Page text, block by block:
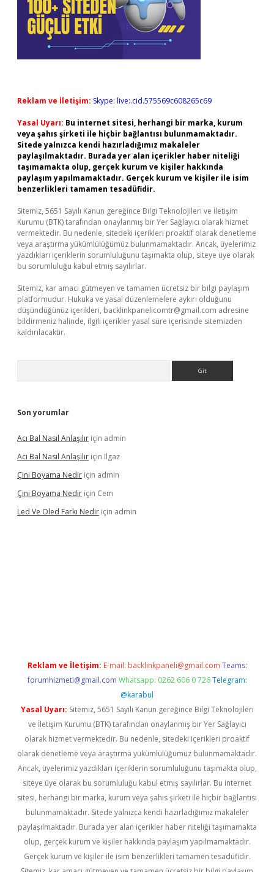
Reklam ve İletişim: Skype: live:.cid.575569c608265c69
Yasal Uyarı: Bu internet sitesi, herhangi bir marka, kurum
veya şahıs şirketi ile hiçbir bağlantısı bulunmamaktadır.
Sitede yalnızca kendi hazırladığımız makaleler
paylaşılmaktadır. Burada yer alan içerikler haber niteliği
taşımamakta olup, gerçek kurum ve kişiler hakkında
paylaşım yapılmamaktadır. Gerçek kurum ve kişiler ile isim
benzerlikleri tamamen tesadüfidir.
Sitemiz, 5651 Sayılı Kanun gereğince Bilgi Teknolojileri ve İletişim
Kurumu (BTK) tarafından onaylanmış bir Yer Sağlayıcı olarak hizmet
vermektedir. Bu nedenle, sitedeki içerikleri proaktif olarak denetleme
veya araştırma yükümlülüğümüz bulunmamaktadır. Ancak, üyelerimiz
yazdıkları içeriklerin sorumluluğunu taşımakta olup, siteye üye olarak
bu sorumluluğu kabul etmiş sayılırlar.
Sitemiz, kar amacı gütmeyen ve tamamen ücretsiz bir bilgi paylaşım
platformudur. Hukuka ve yasal düzenlemelere aykırı olduğunu
düşündüğünüz içerikleri, backlinkpanelicomtr@gmail.com adresine
bildirmeniz halinde, ilgili içerikler yasal süre içerisinde sitemizden
kaldırılacaktır.
Son yorumlar
Acı Bal Nasıl Anlaşılır için admin
Acı Bal Nasıl Anlaşılır için Ilgaz
Çini Boyama Nedir için admin
Çini Boyama Nedir için Cem
Led Ve Oled Farkı Nedir için admin
Reklam ve İletişim: E-mail: backlinkpaneli@gmail.com Teams:
forumhizmeti@gmail.com Whatsapp: 0262 606 0 726 Telegram:
@karabul
Yasal Uyarı: Sitemiz, 5651 Sayılı Kanun gereğince Bilgi Teknolojileri
ve İletişim Kurumu (BTK) tarafından onaylanmış bir Yer Sağlayıcı
olarak hizmet vermektedir. Bu nedenle, sitedeki içerikleri proaktif
olarak denetleme veya araştırma yükümlülüğümüz bulunmamaktadır.
Ancak, üyelerimiz yazdıkları içeriklerin sorumluluğunu taşımakta olup,
siteye üye olarak bu sorumluluğu kabul etmiş sayılırlar. Bu internet
sitesi, herhangi bir marka, kurum veya şahıs şirketi ile hiçbir bağlantısı
bulunmamaktadır. Sitede yalnızca kendi hazırladığımız makaleler
paylaşılmaktadır. Burada yer alan içerikler haber niteliği taşımamakta
olup, gerçek kurum ve kişiler hakkında paylaşım yapılmamaktadır.
Gerçek kurum ve kişiler ile isim benzerlikleri tamamen tesadüfidir.